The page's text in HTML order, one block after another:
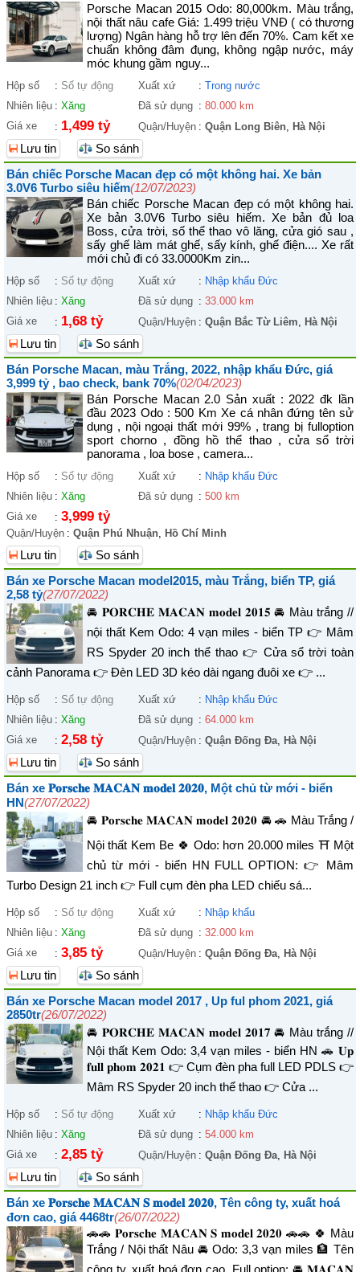
Porsche Macan 2015 Odo: 80,000km. Màu trắng,
nội thất nâu cafe Giá: 1.499 triệu VNĐ ( có thương
lượng) Ngân hàng hỗ trợ lên đến 70%. Cam kết xe
chuẩn không đâm đụng, không ngập nước, máy
móc khung gầm nguy...
Hộp số : Số tự động Xuất xứ : Trong nước
Nhiên liệu : Xăng Đã sử dụng : 80.000 km
Giá xe
: 1,499 tỷ Quận/Huyện : Quận Long Biên, Hà Nội
Lưu tin
So sánh
Bán chiếc Porsche Macan đẹp có một không hai. Xe bản
3.0V6 Turbo siêu hiếm(12/07/2023)
Bán chiếc Porsche Macan đẹp có một không hai.
Xe bản 3.0V6 Turbo siêu hiếm. Xe bản đủ loa
Boss, cửa trời, số thể thao vô lăng, cửa gió sau ,
sấy ghế làm mát ghế, sấy kính, ghế điện.... Xe rất
mới chủ đi có 33.0000Km zin...
Hộp số : Số tự động Xuất xứ : Nhập khẩu Đức
Nhiên liệu : Xăng Đã sử dụng : 33.000 km
Giá xe
: 1,68 tỷ Quận/Huyện : Quận Bắc Từ Liêm, Hà Nội
Lưu tin
So sánh
Bán Porsche Macan, màu Trắng, 2022, nhập khẩu Đức, giá
3,999 tỷ , bao check, bank 70%(02/04/2023)
Bán Porsche Macan 2.0 Sản xuất : 2022 đk lần
đầu 2023 Odo : 500 Km Xe cá nhân đứng tên sử
dụng , nội ngoại thất mới 99% , trang bị fulloption
sport chorno , đồng hồ thể thao , cửa sổ trời
panorama , loa bose , camera...
Hộp số : Số tự động Xuất xứ : Nhập khẩu Đức
Nhiên liệu : Xăng Đã sử dụng : 500 km
Giá xe
: 3,999 tỷ
Quận/Huyện : Quận Phú Nhuận, Hồ Chí Minh
Lưu tin
So sánh
Bán xe Porsche Macan model2015, màu Trắng, biển TP, giá
2,58 tỷ(27/07/2022)
🚘 𝐏𝐎𝐑𝐂𝐇𝐄 𝐌𝐀𝐂𝐀𝐍 𝐦𝐨𝐝𝐞𝐥 𝟐𝟎𝟏𝟓 🚘 Màu trắng //
nội thất Kem Odo: 4 vạn miles - biển TP 👉 Mâm
RS Spyder 20 inch thể thao 👉 Cửa sổ trời toàn
cảnh Panorama 👉 Đèn LED 3D kéo dài ngang đuôi xe 👉 ...
Hộp số : Số tự động Xuất xứ : Nhập khẩu Đức
Nhiên liệu : Xăng Đã sử dụng : 64.000 km
Giá xe
: 2,58 tỷ Quận/Huyện : Quận Đống Đa, Hà Nội
Lưu tin
So sánh
Bán xe 𝐏𝐨𝐫𝐬𝐜𝐡𝐞 𝐌𝐀𝐂𝐀𝐍 𝐦𝐨𝐝𝐞𝐥 𝟐𝟎𝟐𝟎, Một chủ từ mới - biển
HN(27/07/2022)
🚘 𝐏𝐨𝐫𝐬𝐜𝐡𝐞 𝐌𝐀𝐂𝐀𝐍 𝐦𝐨𝐝𝐞𝐥 𝟐𝟎𝟐𝟎 🚘 🚗 Màu Trắng /
Nội thất Kem Be 🍀 Odo: hơn 20.000 miles ⛩ Một
chủ từ mới - biển HN FULL OPTION: 👉 Mâm
Turbo Design 21 inch 👉 Full cụm đèn pha LED chiếu sá...
Hộp số : Số tự động Xuất xứ : Nhập khẩu
Nhiên liệu : Xăng Đã sử dụng : 32.000 km
Giá xe
: 3,85 tỷ Quận/Huyện : Quận Đống Đa, Hà Nội
Lưu tin
So sánh
Bán xe Porsche Macan model 2017 , Up ful phom 2021, giá
2850tr(26/07/2022)
🚘 𝐏𝐎𝐑𝐂𝐇𝐄 𝐌𝐀𝐂𝐀𝐍 𝐦𝐨𝐝𝐞𝐥 𝟐𝟎𝟏𝟕 🚘 Màu trắng //
Nội thất Kem Odo: 3,4 vạn miles - biển HN 🚗 𝐔𝐩
𝐟𝐮𝐥𝐥 𝐩𝐡𝐨𝐦 𝟐𝟎𝟐𝟏 👉 Cụm đèn pha full LED PDLS 👉
Mâm RS Spyder 20 inch thể thao 👉 Cửa ...
Hộp số : Số tự động Xuất xứ : Nhập khẩu Đức
Nhiên liệu : Xăng Đã sử dụng : 54.000 km
Giá xe
: 2,85 tỷ Quận/Huyện : Quận Đống Đa, Hà Nội
Lưu tin
So sánh
Bán xe 𝐏𝐨𝐫𝐬𝐜𝐡𝐞 𝐌𝐀𝐂𝐀𝐍 𝐒 𝐦𝐨𝐝𝐞𝐥 𝟐𝟎𝟐𝟎, Tên công ty, xuất hoá
đơn cao, giá 4468tr(26/07/2022)
🚗🚗 𝐏𝐨𝐫𝐬𝐜𝐡𝐞 𝐌𝐀𝐂𝐀𝐍 𝐒 𝐦𝐨𝐝𝐞𝐥 𝟐𝟎𝟐𝟎 🚗🚗 🍀 Màu
Trắng / Nội thất Nâu 🚘 Odo: 3,3 vạn miles 🏦 Tên
công ty, xuất hoá đơn cao. Full option: 🚘 𝐌𝐀𝐂𝐀𝐍